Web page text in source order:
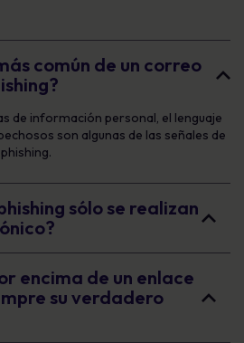
común de un correo
de información personal, el lenguaje
son algunas de las señales de
sólo se realizan
encima de un enlace
su verdadero